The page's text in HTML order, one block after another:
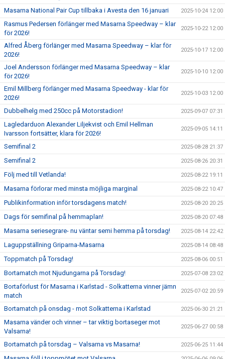
Masarna National Pair Cup tillbaka i Avesta den 16 januari 2025-10-24 12:00
Rasmus Pedersen förlänger med Masarna Speedway – klar
för 2026!
2025-10-22 12:00
Alfred Åberg förlänger med Masarna Speedway – klar för
2026!
2025-10-17 12:00
Joel Andersson förlänger med Masarna Speedway – klar
för 2026!
2025-10-10 12:00
Emil Millberg förlänger med Masarna Speedway - klar för
2026!
2025-10-03 12:00
Dubbelhelg med 250cc på Motorstadion! 2025-09-07 07:31
Lagledarduon Alexander Liljekvist och Emil Hellman
Ivarsson fortsätter, klara för 2026!
2025-09-05 14:11
Semifinal 2 2025-08-28 21:37
Semifinal 2 2025-08-26 20:31
Följ med till Vetlanda! 2025-08-22 19:11
Masarna förlorar med minsta möjliga marginal 2025-08-22 10:47
Publikinformation inför torsdagens match! 2025-08-20 20:25
Dags för semifinal på hemmaplan! 2025-08-20 07:48
Masarna seriesegrare- nu väntar semi hemma på torsdag! 2025-08-14 22:42
Laguppställning Griparna-Masarna 2025-08-14 08:48
Toppmatch på Torsdag! 2025-08-06 00:51
Bortamatch mot Njudungarna på Torsdag! 2025-07-08 23:02
Bortaförlust för Masarna i Karlstad - Solkatterna vinner jämn
match
2025-07-02 20:59
Bortamatch på onsdag - mot Solkatterna i Karlstad 2025-06-30 21:21
Masarna vänder och vinner – tar viktig bortaseger mot
Valsarna!
2025-06-27 00:58
Bortamatch på torsdag – Valsarna vs Masarna! 2025-06-25 11:44